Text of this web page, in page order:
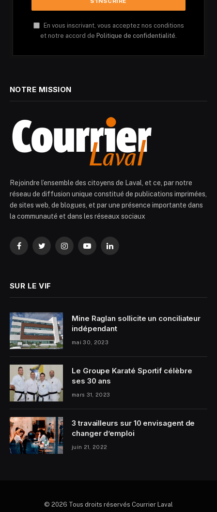
En vous inscrivant, vous acceptez nos conditions
et notre accord de Politique de confidentialité.
NOTRE MISSION
Rejoindre l’ensemble des citoyens de Laval, et ce, par notre
réseau de diffusion unique constitué de publications imprimées,
de sites web, de blogues, et par une présence importante dans
la communauté et dans les réseaux sociaux
FacebookTwitterInstagramYouTubeLinkedIn
SUR LE VIF
Mine Raglan sollicite un conciliateur
indépendant
mai 30, 2023
Le Groupe Karaté Sportif célèbre
ses 30 ans
mars 31, 2023
3 travailleurs sur 10 envisagent de
changer d’emploi
juin 21, 2022
© 2026 Tous droits réservés Courrier Laval